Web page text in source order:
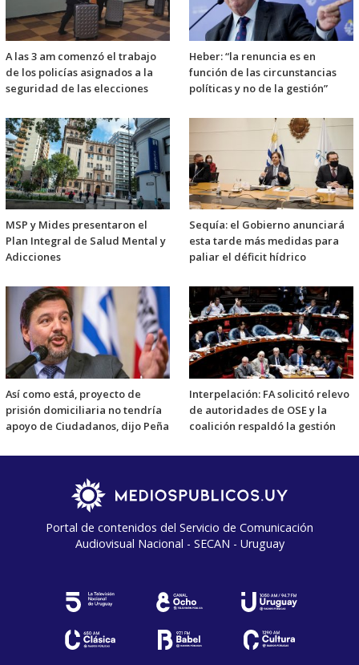
A las 3 am comenzó el trabajo
de los policías asignados a la
seguridad de las elecciones
Heber: “la renuncia es en
función de las circunstancias
políticas y no de la gestión”
MSP y Mides presentaron el
Plan Integral de Salud Mental y
Adicciones
Sequía: el Gobierno anunciará
esta tarde más medidas para
paliar el déficit hídrico
Así como está, proyecto de
prisión domiciliaria no tendría
apoyo de Ciudadanos, dijo Peña
Interpelación: FA solicitó relevo
de autoridades de OSE y la
coalición respaldó la gestión
Portal de contenidos del Servicio de Comunicación
Audiovisual Nacional - SECAN - Uruguay